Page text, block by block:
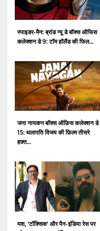
स्पाइडर-मैन: ब्रांड न्यू डे बॉक्स ऑफिस
कलेक्शन डे 9: टॉम हॉलैंड की फिल...
जना नायकन बॉक्स ऑफ़िस कलेक्शन डे
15: थलापति विजय की फ़िल्म तीसरे
हफ़्त...
यश, 'टॉक्सिक' और पैन-इंडिया रेस पर